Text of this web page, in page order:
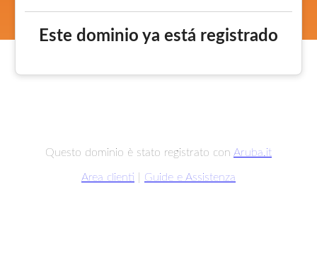
Este dominio ya está registrado
Questo dominio è stato registrato con Aruba.it
Area clienti Guide e Assistenza